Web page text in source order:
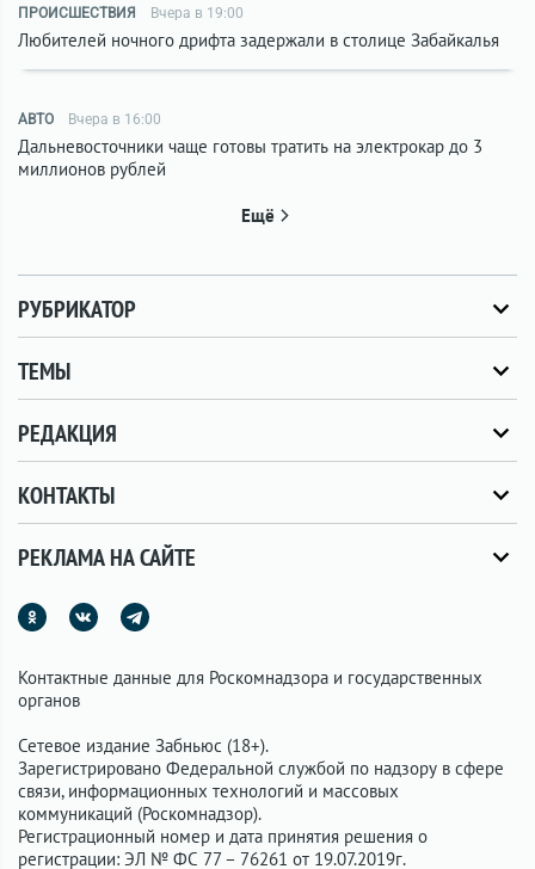
ПРОИСШЕСТВИЯ Вчера в 19:00
Любителей ночного дрифта задержали в столице Забайкалья
АВТО Вчера в 16:00
Дальневосточники чаще готовы тратить на электрокар до 3
миллионов рублей
Ещё
РУБРИКАТОР
ТЕМЫ
РЕДАКЦИЯ
КОНТАКТЫ
РЕКЛАМА НА САЙТЕ
Контактные данные для Роскомнадзора и государственных
органов
Сетевое издание Забньюс (18+).
Зарегистрировано Федеральной службой по надзору в сфере
связи, информационных технологий и массовых
коммуникаций (Роскомнадзор).
Регистрационный номер и дата принятия решения о
регистрации: ЭЛ № ФС 77 – 76261 от 19.07.2019г.